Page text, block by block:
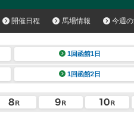
開催日程 馬場情報 今週
1回函館1日
1回函館2日